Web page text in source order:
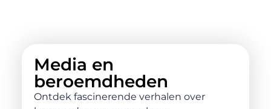
Media en
beroemdheden
Ontdek fascinerende verhalen over